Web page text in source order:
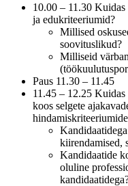
10.00 – 11.30
ja edukriteeriumid?
Millised
soovituslikud?
Milliseid
Paus 11.30 – 11.45
11.45 – 12.25 Kuidas
koos selgete
kiirendamised,
Kandidaatide
oluline